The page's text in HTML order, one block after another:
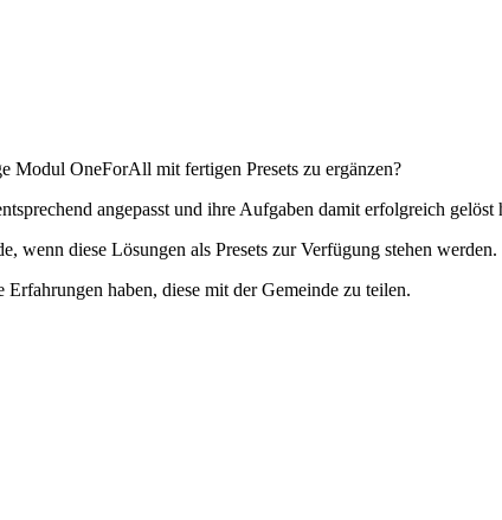
Modul OneForAll mit fertigen Presets zu ergänzen?
angepasst und ihre Aufgaben damit erfolgreich gelöst
diese Lösungen als Presets zur Verfügung stehen werden.
haben, diese mit der Gemeinde zu teilen.